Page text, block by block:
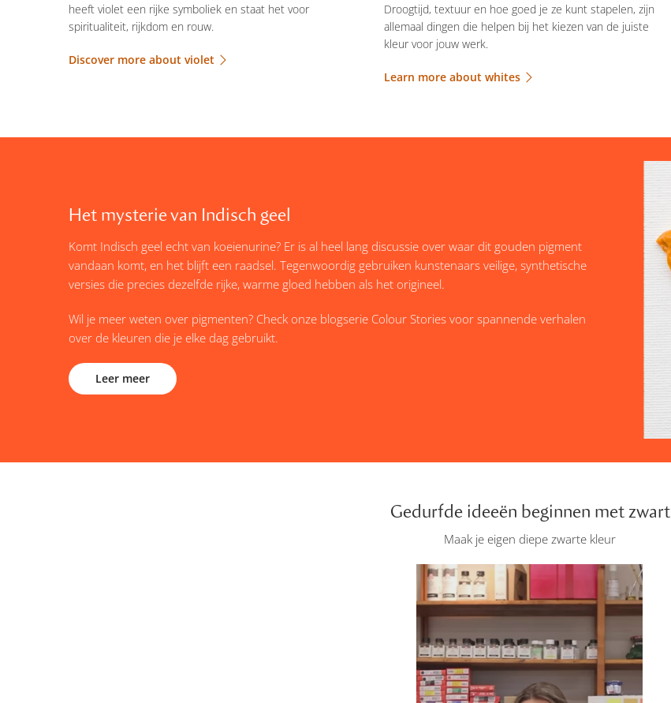
heeft violet een rijke symboliek en staat het voor
spiritualiteit, rijkdom en rouw.
Discover more about violet
Droogtijd, textuur en hoe goed je ze kunt stapelen, zijn
allemaal dingen die helpen bij het kiezen van de juiste
kleur voor jouw werk.
Learn more about whites
Het mysterie van Indisch geel
Komt Indisch geel echt van koeienurine? Er is al heel lang discussie over waar dit gouden pigment
vandaan komt, en het blijft een raadsel. Tegenwoordig gebruiken kunstenaars veilige, synthetische
versies die precies dezelfde rijke, warme gloed hebben als het origineel.
Wil je meer weten over pigmenten? Check onze blogserie Colour Stories voor spannende verhalen
over de kleuren die je elke dag gebruikt.
Leer meer
Gedurfde ideeën beginnen met zwart
Maak je eigen diepe zwarte kleur